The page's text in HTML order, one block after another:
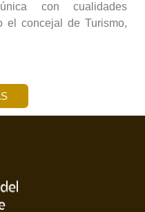
con cualidades
el concejal de Turismo,